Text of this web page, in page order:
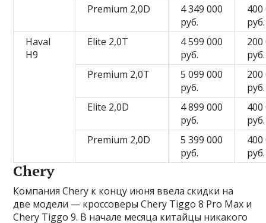
Premium 2,0D
4 349 000
руб.
400
руб.
Haval
H9
Elite 2,0T
4 599 000
руб.
200
руб.
Premium 2,0T
5 099 000
руб.
200
руб.
Elite 2,0D
4 899 000
руб.
400
руб.
Premium 2,0D
5 399 000
руб.
400
руб.
Chery
Компания Chery к концу июня ввела скидки на
две модели — кроссоверы Chery Tiggo 8 Pro Max и
Chery Tiggo 9. В начале месяца китайцы никакого